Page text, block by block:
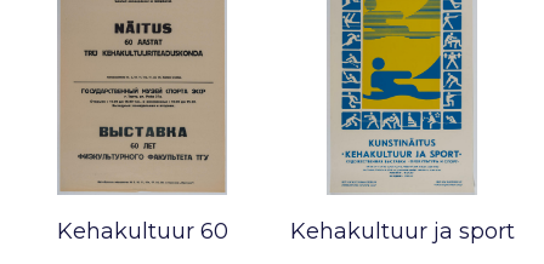
Kehakultuur 60 Kehakultuur ja sport